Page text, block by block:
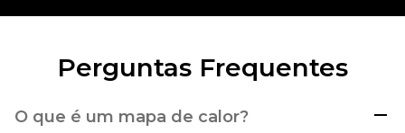
Perguntas Frequentes
O que é um mapa de calor?